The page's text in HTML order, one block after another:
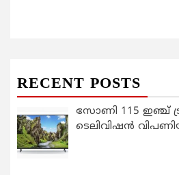
RECENT POSTS
സോണി 115 ഇഞ്ച്
ടെലിവിഷൻ